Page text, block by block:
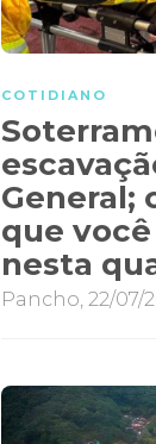
COTIDIANO
General;
que
nesta
Pancho 22/07/